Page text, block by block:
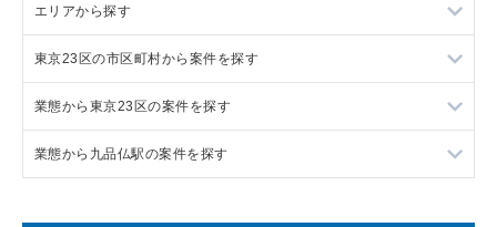
ラーメンの居抜き売却物件の案件一覧
フランス料理の居抜き売却物件の案件一覧
イタリア料理の居抜き売却物件の案件一覧
中華の居抜き売却物件の案件一覧
エリアから探す
東京23区の飲食店の居抜き売却物件の案件一覧
東京都下の飲食店の居抜き売却物件の案件一覧
千葉県の飲食店の居抜き売却物件の案件一覧
東京23区の市区町村から案件を探す
目黒区の飲食店の居抜き売却物件の案件一覧
渋谷区の飲食店の居抜き売却物件の案件一覧
業態から東京23区の案件を探す
東京23区のラーメンの居抜き売却物件の案件一覧
業態から九品仏駅の案件を探す